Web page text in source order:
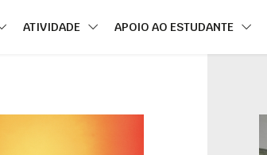
ATIVIDADE APOIO AO ESTUDANTE